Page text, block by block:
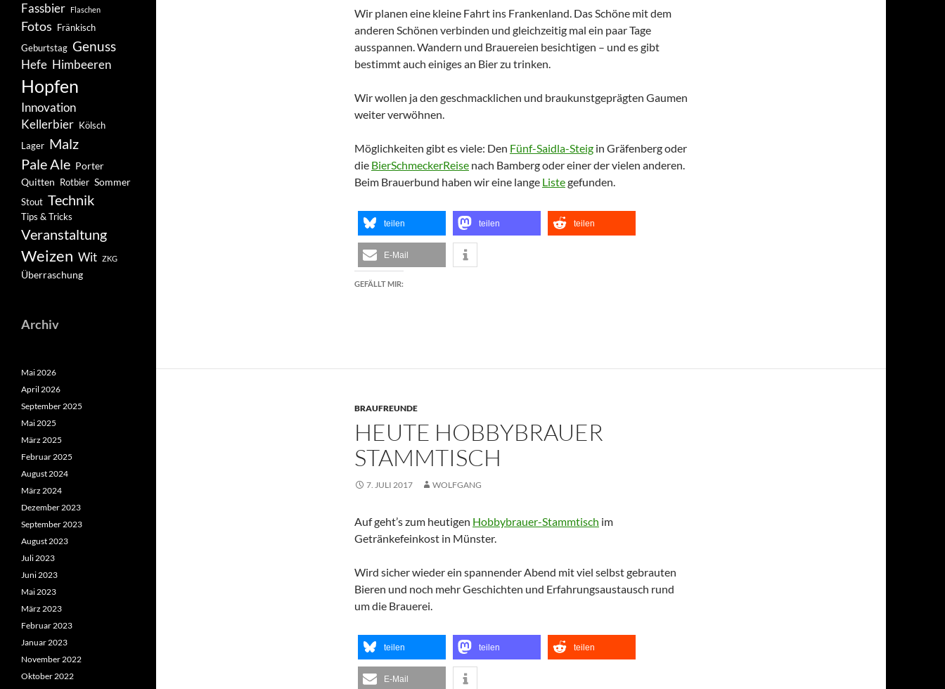
Wir planen eine kleine Fahrt ins Frankenland. Das Schöne mit dem
anderen Schönen verbinden und gleichzeitig mal ein paar Tage
ausspannen. Wandern und Brauereien besichtigen – und es gibt
bestimmt auch einiges an Bier zu trinken.
Wir wollen ja den geschmacklichen und braukunstgeprägten Gaumen
weiter verwöhnen.
Möglichkeiten gibt es viele: Den Fünf-Saidla-Steig in Gräfenberg oder
die BierSchmeckerReise nach Bamberg oder einer der vielen anderen.
Beim Brauerbund haben wir eine lange Listegefunden.
teilen teilen teilen
E-Mail
GEFÄLLT MIR:
BRAUFREUNDE
HEUTE HOBBYBRAUER
STAMMTISCH
7. JULI 2017 WOLFGANG
Auf geht’s zum heutigen Hobbybrauer-Stammtisch im
Getränkefeinkost in Münster.
Wird sicher wieder ein spannender Abend mit viel selbst gebrauten
Bieren und noch mehr Geschichten und Erfahrungsaustausch rund
um die Brauerei.
teilen teilen teilen
E-Mail
Fassbier Flaschen
Fotos Fränkisch
Geburtstag Genuss
Hefe Himbeeren
Hopfen
Innovation
Kellerbier Kölsch
Lager Malz
Pale Ale Porter
Quitten Rotbier Sommer
Stout Technik
Tips & Tricks
Veranstaltung
Weizen Wit ZKG
Überraschung
Archiv
Mai 2026
April 2026
September 2025
Mai 2025
März 2025
Februar 2025
August 2024
März 2024
Dezember 2023
September 2023
August 2023
Juli 2023
Juni 2023
Mai 2023
März 2023
Februar 2023
Januar 2023
November 2022
Oktober 2022